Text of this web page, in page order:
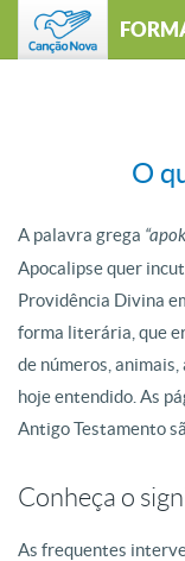
O
A palavra grega
Apocalipse quer
Providência Divina
forma literária, que
de números,
hoje entendido. As
Antigo Testamento
Conheça o
As frequentes